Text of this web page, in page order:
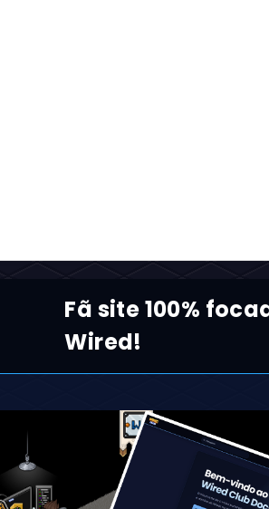
Fã site 100%
Wired!